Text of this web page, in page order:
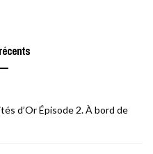
d’Or Épisode 2. À bord de